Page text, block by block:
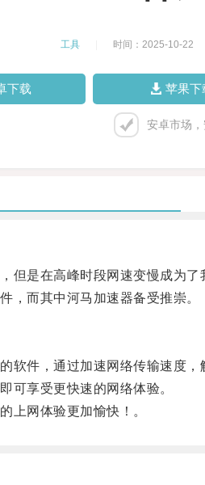
工具 时间：2025-10-22
下载 苹果下
安卓市场
是在高峰时段网速变慢成为了
而其中河马加速器备受推崇。
件，通过加速网络传输速度，
享受更快速的网络体验。
网体验更加愉快！。